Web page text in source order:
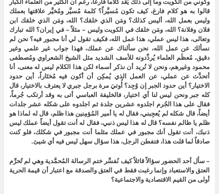
قالوا به هو كلام فارغ، كيف تكون مُسيَّراً؟ كلمة مُسيَّر ومُخيَّر علاقتها بعملك
وليس بعمل الله، أليس كذلك؟ ومَن الذي خلقك؟ الله، ومَن الذي خلقك ابن
فلان وفلانة؟ الله، ومَن خلقك في الكويت وليس – مثلاً – في إيران؟ الله تبارك
وتعالى، هذا ليس عملي، هذا عمل الله، فكيف تقول لي أنا مجبور فيه؟ نحن لم
نسألك عن عمل الله، نحن سألناك عن عملك، فهذا جواب غير علمي وغير
دقيق، مُعظَم العلماء يُردِّدونه للأسف الشديد مثل الشيخ الشعراوي ومُصطفى
محمود وغيرهم، ونحن لا نُريد أن نذكر أسماء لكن هذا الكلام ليس له معنى، أنا
أتحدَّث عن عملي، عن العمل الذي يُمكِن أن أكون فيه مُختَاراً، أين حدود
الاختيار؟ أين حدود الجبر إن وُجِد؟ أُوتيَ مرة برجل جبري لا يعترف بالاختيار، قال
كله جبر ونحن ليس لنا أي اختيار، فالخليفة العباسي أتى به وقد أرتكب جُرماً،
فقال على هذا الجُرم اجلدوه عشرين جلدة ثم اجلدوه على شكله عشر جلدات
أيضاً، قال شكله لم يُعجِبني، فقال له يا أمير المُؤمِنين هذا ظلم، قال له لماذا هو
ظلم يا ظالم نفسه؟ قال له هذا ليس ذنبي، فقال له أنت تقول أيضاً عملك ليس
ذنبك، أنت تقول أنك مجبور في عملك مثلما أنت مجبور في شكلك، فلو كنت
صادقاً لما قلت هذا، فتفطن الرجل، هذا سؤال سهل ليس فيه أي شيئ.
– سأل أحد الحضور سؤالاً قائلاً كيف نُفسِّر ختم الرسالة المُحمَّدية وهي لم تُحرِّم
العتق والاستعباد وإنما رغبت فقط في العتق والصدقة مع اعتبار أن قيمة الحرية
أولى من القيم الاقتصادية والاجتماعية؟